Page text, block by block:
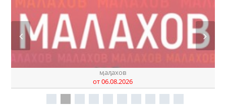
ӎаԓахов
от 06.08.2026